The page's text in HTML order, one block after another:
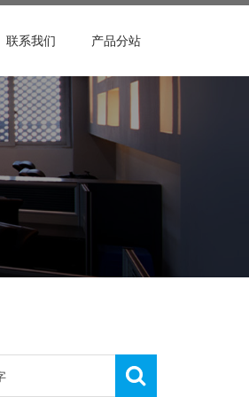
联系我们 产品分站